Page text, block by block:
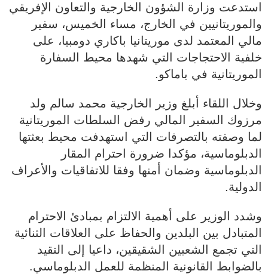
استدعت وزارة الشؤون الخارجية والتعاون الإفريقي
والموريتانيين في الخارج، مساء الخميس، سفير
مالي المعتمد لدى موريتانيا باكاري دومبيا، على
خلفية الاحتجاجات التي شهدها محيط السفارة
الموريتانية في باماكو.
وخلال اللقاء أبلغ وزير الخارجية محمد سالم ولد
مرزوك السفير المالي رفض السلطات الموريتانية
لما وصفته بالتصرفات التي استهدفت محيط بعثتها
الدبلوماسية، مؤكدا ضرورة احترام المقار
الدبلوماسية وضمان أمنها وفقا للاتفاقيات والأعراف
الدولية.
وشدد الوزير على أهمية الالتزام بمبادئ الاحترام
المتبادل بين البلدين والحفاظ على العلاقات الثنائية
التي تجمع الشعبين الشقيقين، داعيا إلى التقيد
بالضوابط القانونية المنظمة للعمل الدبلوماسي.